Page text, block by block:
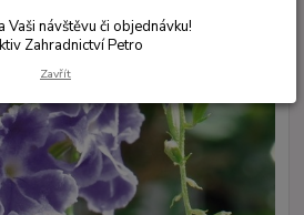
Vaši návštěvu či objednávku!
Zahradnictví Petro
Zavřít